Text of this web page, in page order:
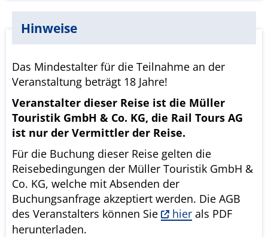
Hinweise
Das Mindestalter für die Teilnahme an der
Veranstaltung beträgt 18 Jahre!
Veranstalter dieser Reise ist die Müller
Touristik GmbH & Co. KG, die Rail Tours AG
ist nur der Vermittler der Reise.
Für die Buchung dieser Reise gelten die
Reisebedingungen der Müller Touristik GmbH &
Co. KG, welche mit Absenden der
Buchungsanfrage akzeptiert werden. Die AGB
des Veranstalters können Sie
hier als PDF
herunterladen.